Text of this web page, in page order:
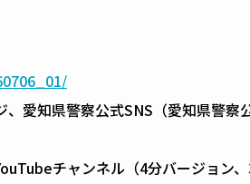
愛知県警察公式SNS（愛知県警
チャンネル（4分バージョン、